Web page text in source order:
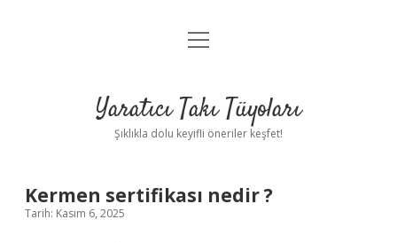
Anasayfa
Yasal Uyarı
menüyü
Yaratıcı Takı Tüyoları
Şıklıkla dolu keyifli öneriler keşfet!
Kermen sertifikası nedir ?
Tarih: Kasım 6, 2025